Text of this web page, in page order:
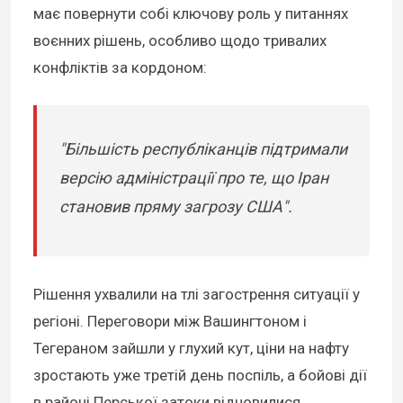
має повернути собі ключову роль у питаннях
воєнних рішень, особливо щодо тривалих
конфліктів за кордоном:
"Більшість республіканців підтримали
версію адміністрації про те, що Іран
становив пряму загрозу США".
Рішення ухвалили на тлі загострення ситуації у
регіоні. Переговори між Вашингтоном і
Тегераном зайшли у глухий кут, ціни на нафту
зростають уже третій день поспіль, а бойові дії